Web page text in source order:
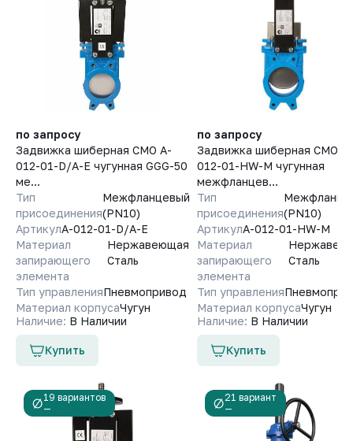
по запросу
Задвижка шиберная СМО A-
012-01-D/A-E чугунная GGG-50
ме...
Тип
присоединения
Межфланцевый
(PN10)
АртикулA-012-01-D/A-E
Материал
запирающего
элемента
Нержавеющая
Сталь
Тип управленияПневмопривод
Материал корпусаЧугун
Наличие: В Наличии
Купить
по запросу
Задвижка шиберная СМО A-
012-01-HW-M чугунная
межфланцев...
Тип
присоединения(PN10)
АртикулA-012-01-HW-M
Материал
запирающего
элемента
Сталь
Тип управления
Материал корпусаЧугун
Наличие: В Наличии
Купить
19 вариантов
—
21 вариант
—